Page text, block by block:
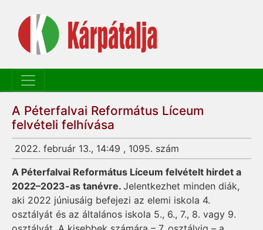
A Péterfalvai Református Líceum
felvételi felhívása
2022. február 13., 14:49 , 1095. szám
A Péterfalvai Református Líceum felvételt hirdet a
2022–2023-as tanévre. Jelentkezhet minden diák,
aki 2022 júniusáig befejezi az elemi iskola 4.
osztályát és az általános iskola 5., 6., 7., 8. vagy 9.